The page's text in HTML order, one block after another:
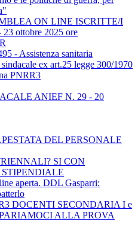
ON LINE ISCRITTE/I
ottobre 2025 ore
- Assistenza sanitaria
ex art.25 legge 300/1970
PNRR3
ANIEF N. 29 - 20
DEL PERSONALE
SI CON
aperta. DDL Gasparri:
DOCENTI SECONDARIA I e
ALLA PROVA